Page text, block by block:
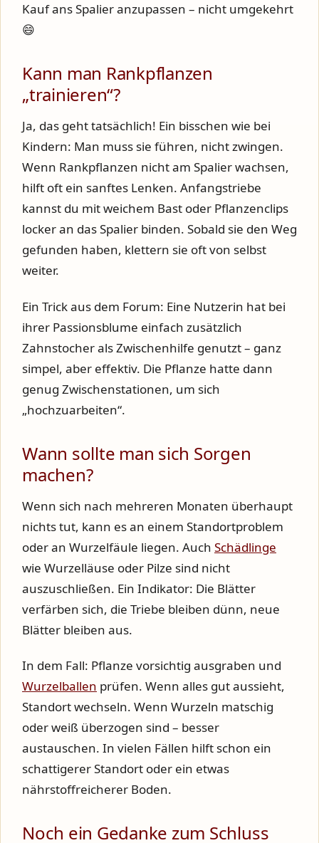
Kauf ans Spalier anzupassen – nicht umgekehrt
😄
Kann man Rankpflanzen
„trainieren“?
Ja, das geht tatsächlich! Ein bisschen wie bei
Kindern: Man muss sie führen, nicht zwingen.
Wenn Rankpflanzen nicht am Spalier wachsen,
hilft oft ein sanftes Lenken. Anfangstriebe
kannst du mit weichem Bast oder Pflanzenclips
locker an das Spalier binden. Sobald sie den Weg
gefunden haben, klettern sie oft von selbst
weiter.
Ein Trick aus dem Forum: Eine Nutzerin hat bei
ihrer Passionsblume einfach zusätzlich
Zahnstocher als Zwischenhilfe genutzt – ganz
simpel, aber effektiv. Die Pflanze hatte dann
genug Zwischenstationen, um sich
„hochzuarbeiten“.
Wann sollte man sich Sorgen
machen?
Wenn sich nach mehreren Monaten überhaupt
nichts tut, kann es an einem Standortproblem
oder an Wurzelfäule liegen. Auch Schädlinge
wie Wurzelläuse oder Pilze sind nicht
auszuschließen. Ein Indikator: Die Blätter
verfärben sich, die Triebe bleiben dünn, neue
Blätter bleiben aus.
In dem Fall: Pflanze vorsichtig ausgraben und
Wurzelballen prüfen. Wenn alles gut aussieht,
Standort wechseln. Wenn Wurzeln matschig
oder weiß überzogen sind – besser
austauschen. In vielen Fällen hilft schon ein
schattigerer Standort oder ein etwas
nährstoffreicherer Boden.
Noch ein Gedanke zum Schluss